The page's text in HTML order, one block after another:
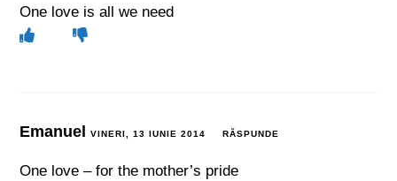
One love is all we need
EmanuelVINERI, 13 IUNIE 2014 RĂSPUNDE
One love – for the mother’s pride